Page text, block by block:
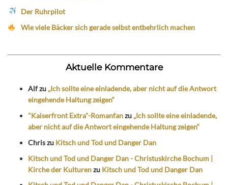
Der Ruhrpilot
Wie viele Bäcker sich gerade selbst entbehrlich machen
Aktuelle Kommentare
Alfzu „Ich sollte eine einladende, aber nicht auf die Antwort
eingehende Haltung zeigen“
"Kaiserfront Extra"-Romanfanzu „Ich sollte eine einladende,
aber nicht auf die Antwort eingehende Haltung zeigen“
Chriszu Kitsch und Tod und Danger Dan
Kitsch und Tod und Danger Dan - Christuskirche Bochum |
Kirche der Kulturenzu Kitsch und Tod und Danger Dan